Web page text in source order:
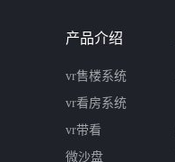
产品介绍
vr售楼系统
vr看房系统
vr带看
微沙盘